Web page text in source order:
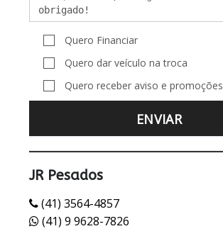
Quero Financiar
Quero dar veículo na troca
Quero receber aviso e promoções
JR Pesados
(41) 3564-4857
(41) 9 9628-7826